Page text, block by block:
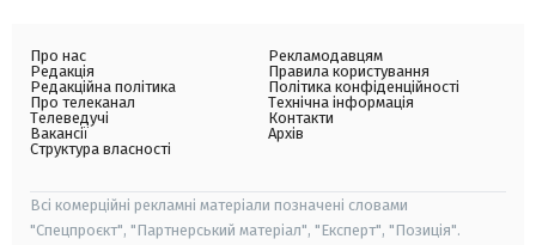
Про нас
Редакція
Редакційна політика
Про телеканал
Телеведучі
Вакансії
Структура власності
Рекламодавцям
Правила користування
Політика конфіденційності
Технічна інформація
Контакти
Архів
Всі комерційні рекламні матеріали позначені словами
"Спецпроєкт", "Партнерський матеріал", "Експерт", "Позиція".